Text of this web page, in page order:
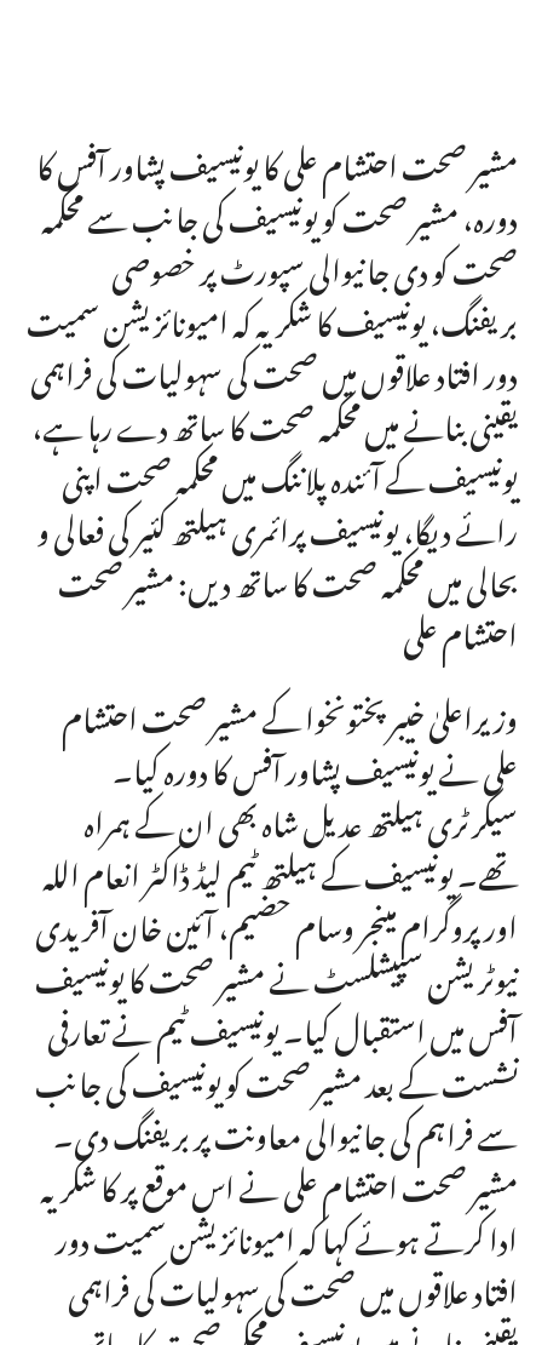
مشیر صحت احتشام علی کا یونیسیف پشاور آفس کا
دورہ، مشیر صحت کو یونیسیف کی جانب سے محکمہ
صحت کو دی جانیوالی سپورٹ پر خصوصی
بریفنگ، یونیسیف کا شکریہ کہ امیونائزیشن سمیت
دور افتاد علاقوں میں صحت کی سہولیات کی فراہمی
یقینی بنانے میں محکمہ صحت کا ساتھ دے رہا ہے،
یونیسیف کے آئندہ پلاننگ میں محکمہ صحت اپنی
رائے دیگا، یونیسیف پرائمری ہیلتھ کئیر کی فعالی و
بحالی میں محکمہ صحت کا ساتھ دیں: مشیر صحت
احتشام علی
وزیراعلیٰ خیبر پختونخوا کے مشیر صحت احتشام
علی نے یونیسیف پشاور آفس کا دورہ کیا۔
سیکرٹری ہیلتھ عدیل شاہ بھی ان کے ہمراہ
تھے۔ یونیسیف کے ہیلتھ ٹیم لیڈ ڈاکٹر انعام اللہ
اور پروگرام مینجر وسام حضیم، آئین خان آفریدی
نیوٹریشن سپیشلسٹ نے مشیر صحت کا یونیسیف
آفس میں استقبال کیا۔ یونیسیف ٹیم نے تعارفی
نشست کے بعد مشیر صحت کو یونیسیف کی جانب
سے فراہم کی جانیوالی معاونت پر بریفنگ دی۔
مشیر صحت احتشام علی نے اس موقع پر کا شکریہ
ادا کرتے ہوئے کہا کہ امیونائزیشن سمیت دور
افتاد علاقوں میں صحت کی سہولیات کی فراہمی